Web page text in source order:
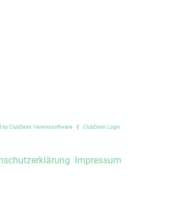
by ClubDesk Vereinssoftware | ClubDesk Login
Impressum